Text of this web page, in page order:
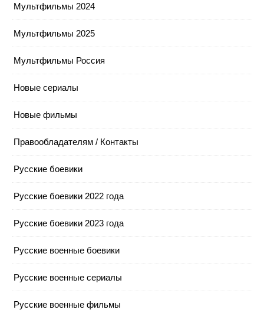
Мультфильмы 2024
Мультфильмы 2025
Мультфильмы Россия
Новые сериалы
Новые фильмы
Правообладателям / Контакты
Русские боевики
Русские боевики 2022 года
Русские боевики 2023 года
Русские военные боевики
Русские военные сериалы
Русские военные фильмы